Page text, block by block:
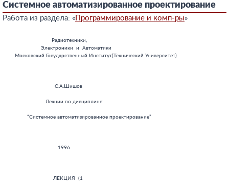
Системное автоматизированное проектирование
Работа из раздела: « Программирование и комп-ры»